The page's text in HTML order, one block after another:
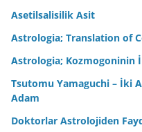
Asetilsalisilik Asit
Astrologia; Translation of
Astrologia; Kozmogoninin
Tsutomu Yamaguchi – İki
Adam
Doktorlar Astrolojiden